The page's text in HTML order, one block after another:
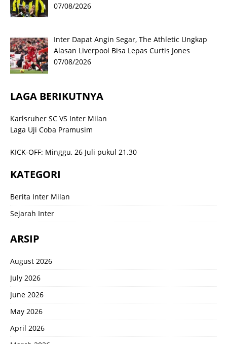
07/08/2026
Inter Dapat Angin Segar, The Athletic Ungkap
Alasan Liverpool Bisa Lepas Curtis Jones
07/08/2026
LAGA BERIKUTNYA
Karlsruher SC VS Inter Milan
Laga Uji Coba Pramusim
KICK-OFF: Minggu, 26 Juli pukul 21.30
KATEGORI
Berita Inter Milan
Sejarah Inter
ARSIP
August 2026
July 2026
June 2026
May 2026
April 2026